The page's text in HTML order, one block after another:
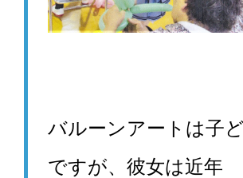
バルーンアートは子
ですが、彼女は近年